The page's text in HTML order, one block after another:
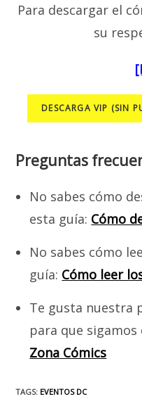
Para descargar el
su
DESCARGA VIP (SIN
Preguntas
No sabes cómo
esta guía: Cómo
No sabes cómo
guía: Cómo leer
Te gusta nuestra
para que
Zona Cómics
TAGS: EVENTOS DC